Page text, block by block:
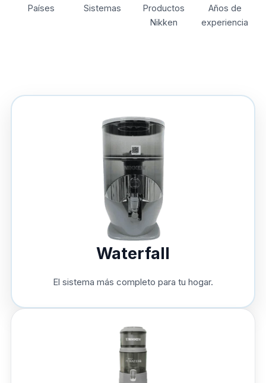
Países Sistemas
Productos
Nikken
Años de
experiencia
Waterfall
El sistema más completo para tu hogar.